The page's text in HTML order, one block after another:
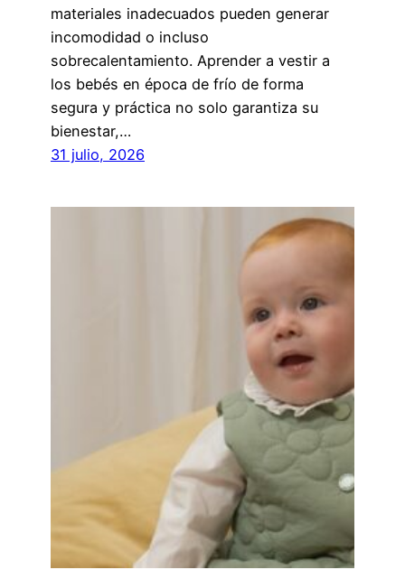
materiales inadecuados pueden generar
incomodidad o incluso
sobrecalentamiento. Aprender a vestir a
los bebés en época de frío de forma
segura y práctica no solo garantiza su
bienestar,…
31 julio, 2026